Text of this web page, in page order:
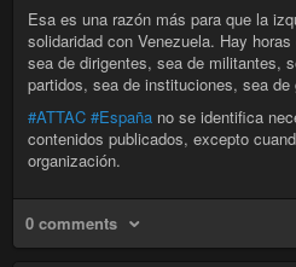
Esa es una razón más para que la
solidaridad con Venezuela. Hay
sea de dirigentes, sea de militantes,
partidos, sea de instituciones, sea
#ATTAC #España no se identifica
contenidos publicados, excepto
organización.
0 comments